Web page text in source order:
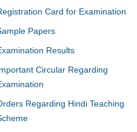
Card for Examination
Papers
Results
Circular Regarding
Regarding Hindi Teaching